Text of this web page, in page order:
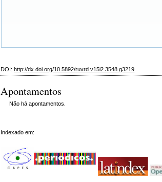
DOI:http://dx.doi.org/10.5892/ruvrd.v15i2.3548.g3219
Apontamentos
Não há apontamentos.
Indexado em: